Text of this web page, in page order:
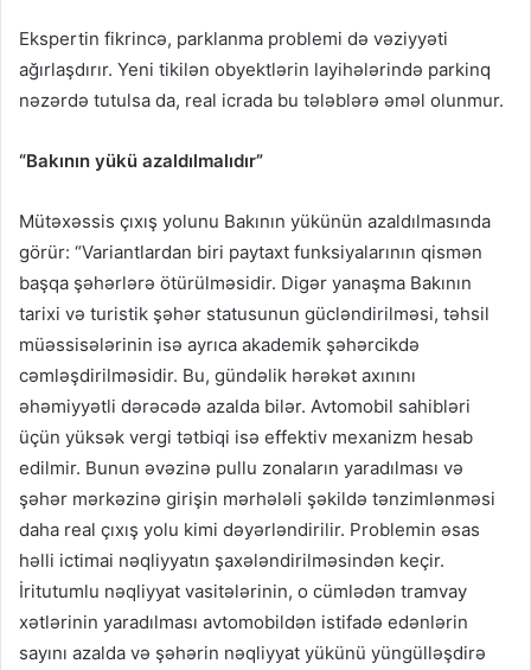
Ekspertin fikrincə, parklanma problemi də vəziyyəti
ağırlaşdırır. Yeni tikilən obyektlərin layihələrində parkinq
nəzərdə tutulsa da, real icrada bu tələblərə əməl olunmur.
“Bakının yükü azaldılmalıdır”
Mütəxəssis çıxış yolunu Bakının yükünün azaldılmasında
görür: “Variantlardan biri paytaxt funksiyalarının qismən
başqa şəhərlərə ötürülməsidir. Digər yanaşma Bakının
tarixi və turistik şəhər statusunun gücləndirilməsi, təhsil
müəssisələrinin isə ayrıca akademik şəhərcikdə
cəmləşdirilməsidir. Bu, gündəlik hərəkət axınını
əhəmiyyətli dərəcədə azalda bilər. Avtomobil sahibləri
üçün yüksək vergi tətbiqi isə effektiv mexanizm hesab
edilmir. Bunun əvəzinə pullu zonaların yaradılması və
şəhər mərkəzinə girişin mərhələli şəkildə tənzimlənməsi
daha real çıxış yolu kimi dəyərləndirilir. Problemin əsas
həlli ictimai nəqliyyatın şaxələndirilməsindən keçir.
İritutumlu nəqliyyat vasitələrinin, o cümlədən tramvay
xətlərinin yaradılması avtomobildən istifadə edənlərin
sayını azalda və şəhərin nəqliyyat yükünü yüngülləşdirə